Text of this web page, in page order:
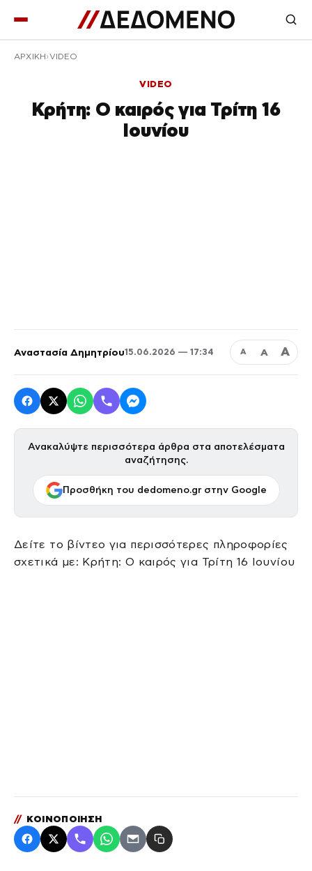
ΑΡΧΙΚΉ VIDEO
VIDEO
Κρήτη: Ο καιρός για Τρίτη 16
Ιουνίου
Αναστασία Δημητρίου15.06.2026 — 17:34 Α Α Α
Ανακαλύψτε περισσότερα άρθρα στα αποτελέσματα
αναζήτησης.
Προσθήκη του dedomeno.gr στην Google
Δείτε το βίντεο για περισσότερες πληροφορίες
σχετικά με: Κρήτη: Ο καιρός για Τρίτη 16 Ιουνίου
// ΚΟΙΝΟΠΟΙΗΣΗ